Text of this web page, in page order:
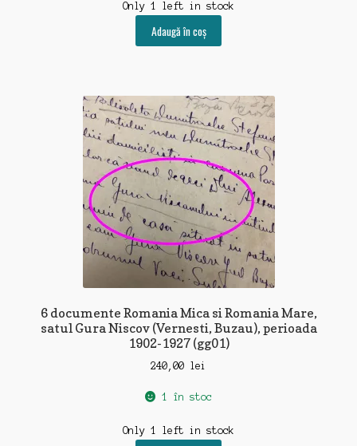
Only 1 left in stock
Adaugă în coș
6 documente Romania Mica si Romania Mare,
satul Gura Niscov (Vernesti, Buzau), perioada
1902-1927 (gg01)
240,00 lei
1 în stoc
Only 1 left in stock